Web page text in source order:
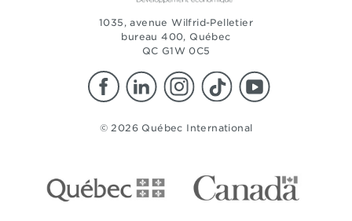
1035, avenue Wilfrid-Pelletier
bureau 400, Québec
QC G1W 0C5
© 2026 Québec International